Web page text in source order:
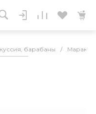
барабаны /